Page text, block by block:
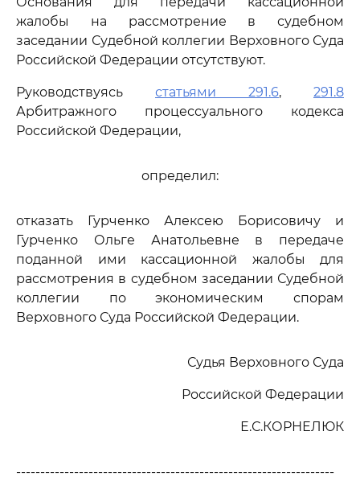
жалобы на рассмотрение в судебном
заседании Судебной коллегии Верховного Суда
Российской Федерации отсутствуют.
Руководствуясь статьями 291.6, 291.8
Арбитражного процессуального кодекса
Российской Федерации,
определил:
отказать Гурченко Алексею Борисовичу и
Гурченко Ольге Анатольевне в передаче
поданной ими кассационной жалобы для
рассмотрения в судебном заседании Судебной
коллегии по экономическим спорам
Верховного Суда Российской Федерации.
Судья Верховного Суда
Российской Федерации
Е.С.КОРНЕЛЮК
------------------------------------------------------------------